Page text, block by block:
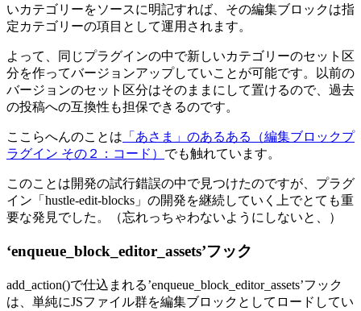
いカテゴリーをソースに明記すれば、その編集ブロックは指
定カテゴリーの項目として運用されます。
よって、同じプラグインの中で新しいカテゴリーのセット区
分を作ってバージョンアップしていことが可能です。以前の
バージョンのセット区分はそのままにして置けるので、過去
の投稿への互換性も担保できるのです。
ここらへんのことは 「あさま」のあるある（編集ブロックプ
ラグイン その２：コード） でも触れています。
このことは開発の試行錯誤の中で見つけたのですが、プラグ
イン「hustle-edit-blocks」の開発を継続していく上でとても重
要な発見でした。（忘れっちゃわないようにしないと、）
‘enqueue_block_editor_assets’フック
add_action()で仕込まれる’enqueue_block_editor_assets’フック
は、単純にJSファイル群を編集ブロックとしてロードしてい